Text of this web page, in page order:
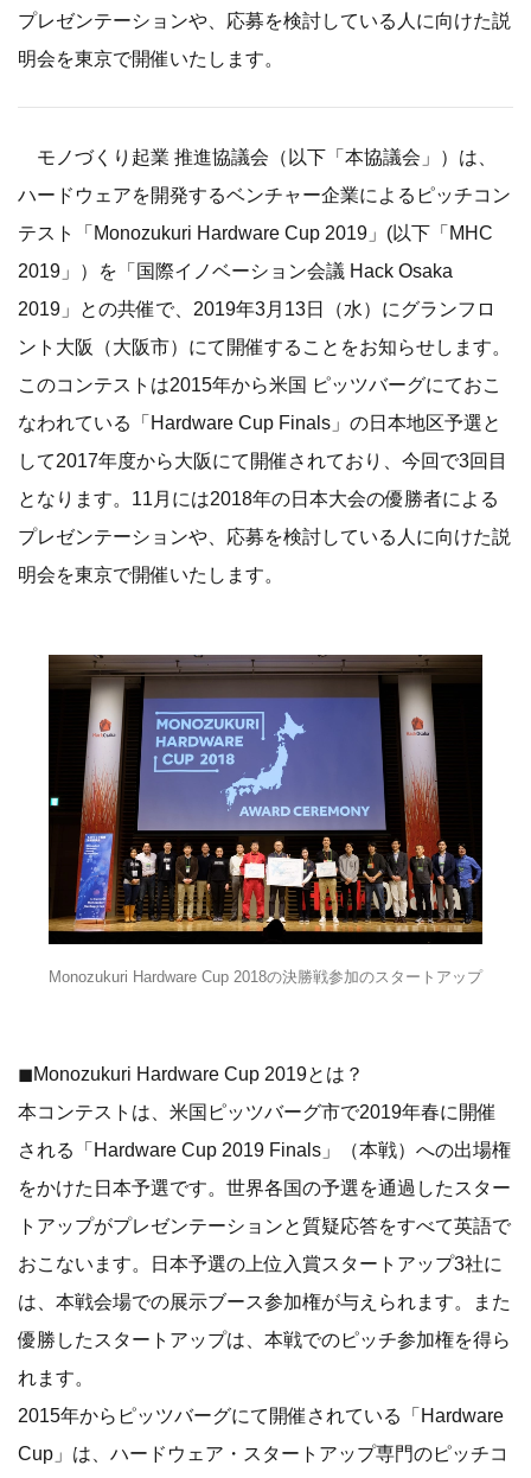
プレゼンテーションや、応募を検討している人に向けた説
明会を東京で開催いたします。
モノづくり起業 推進協議会（以下「本協議会」）は、
ハードウェアを開発するベンチャー企業によるピッチコン
テスト「Monozukuri Hardware Cup 2019」(以下「MHC
2019」）を「国際イノベーション会議 Hack Osaka
2019」との共催で、2019年3月13日（水）にグランフロ
ント大阪（大阪市）にて開催することをお知らせします。
このコンテストは2015年から米国 ピッツバーグにておこ
なわれている「Hardware Cup Finals」の日本地区予選と
して2017年度から大阪にて開催されており、今回で3回目
となります。11月には2018年の日本大会の優勝者による
プレゼンテーションや、応募を検討している人に向けた説
明会を東京で開催いたします。
Monozukuri Hardware Cup 2018の決勝戦参加のスタートアップ
◼Monozukuri Hardware Cup 2019とは？
本コンテストは、米国ピッツバーグ市で2019年春に開催
される「Hardware Cup 2019 Finals」（本戦）への出場権
をかけた日本予選です。世界各国の予選を通過したスター
トアップがプレゼンテーションと質疑応答をすべて英語で
おこないます。日本予選の上位入賞スタートアップ3社に
は、本戦会場での展示ブース参加権が与えられます。また
優勝したスタートアップは、本戦でのピッチ参加権を得ら
れます。
2015年からピッツバーグにて開催されている「Hardware
Cup」は、ハードウェア・スタートアップ専門のピッチコ